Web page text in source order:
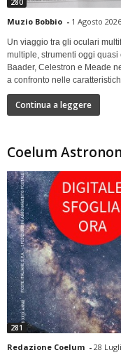
280
Muzio Bobbio - 1 Agosto 2026
Un viaggio tra gli oculari
multiple, strumenti oggi quasi
Baader, Celestron e Meade
a confronto nelle
Continua a leggere
Coelum
281
Redazione Coelum - 28